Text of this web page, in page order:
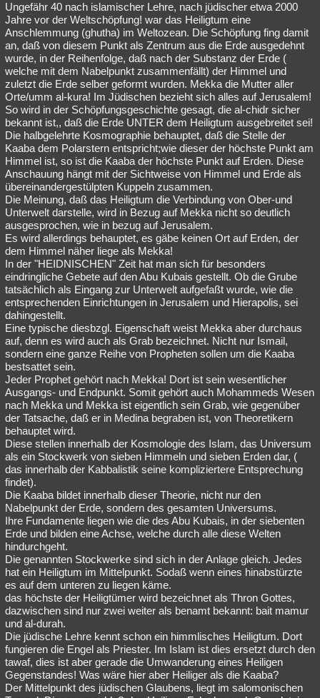
Ungefähr 40 nach islamischer Lehre, nach jüdischer etwa 2000
Jahre vor der Weltschöpfung! war das Heiligtum eine
Anschlemmung (ghutha) im Weltozean. Die Schöpfung fing damit
an, daß von diesem Punkt als Zentrum aus die Erde ausgedehnt
wurde, in der Reihenfolge, daß nach der Substanz der Erde (
welche mit dem Nabelpunkt zusammenfällt) der Himmel und
zuletzt die Erde selber geformt wurden. Mekka die Mutter aller
Orte/umm al-kura! Im Jüdischen bezieht sich alles auf Jerusalem!
So wird in der Schöpfungsgeschichte gesagt, die al-chidr sicher
bekannt ist,, daß die Erde UNTER dem Heiligtum ausgebreitet sei!
Die halbgelehrte Kosmographie behauptet, daß die Stelle der
Kaaba dem Polarstern entspricht;wie dieser der höchste Punkt am
Himmel ist, so ist die Kaaba der höchste Punkt auf Erden. Diese
Anschauung hängt mit der Sichtweise von Himmel und Erde als
übereinandergestülpten Kuppeln zusammen.
Die Meinung, daß das Heiligtum die Verbindung von Ober-und
Unterwelt darstelle, wird in Bezug auf Mekka nicht so deutlich
ausgesprochen, wie in bezug auf Jerusalem.
Es wird allerdings behauptet, es gäbe keinen Ort auf Erden, der
dem Himmel näher liege als Mekka!
In der "HEIDNISCHEN" Zeit hat man sich für besonders
eindringliche Gebete auf den Abu Kubais gestellt. Ob die Grube
tatsächlich als Eingang zur Unterwelt aufgefaßt wurde, wie die
entsprechenden Einrichtungen in Jerusalem und Hierapolis, sei
dahingestellt.
Eine typische diesbzgl. Eigenschaft weist Mekka aber durchaus
auf, denn es wird auch als Grab bezeichnet. Nicht nur Ismail,
sondern eine ganze Reihe von Propheten sollen um die Kaaba
bestsattet sein.
Jeder Prophet gehört nach Mekka! Dort ist sein wesentlicher
Ausgangs- und Endpunkt. Somit gehört auch Mohammeds Wesen
nach Mekka und Mekka ist eigentlich sein Grab, wie gegenüber
der Tatsache, daß er in Medina begraben ist, von Theoretikern
behauptet wird.
Diese stellen innerhalb der Kosmologie des Islam, das Universum
als ein Stockwerk von sieben Himmeln und sieben Erden dar, (
das innerhalb der Kabbalistik seine kompliziertere Entsprechung
findet).
Die Kaaba bildet innerhalb dieser Theorie, nicht nur den
Nabelpunkt der Erde, sondern des gesamten Universums.
Ihre Fundamente liegen wie die des Abu Kubais, in der siebenten
Erde und bilden eine Achse, welche durch alle diese Welten
hindurchgeht.
Die genannten Stockwerke sind sich in der Anlage gleich. Jedes
hat ein Heiligtum im Mittelpunkt. Sodaß wenn eines hinabstürzte
es auf dem unteren zu liegen käme.
das höchste der Heiligtümer wird bezeichnet als Thron Gottes,
dazwischen sind nur zwei weiter als benamt bekannt: bait mamur
und al-durah.
Die jüdische Lehre kennt schon ein himmlisches Heiligtum. Dort
fungieren die Engel als Priester. Im Islam ist dies ersetzt durch den
tawaf, dies ist aber gerade die Umwanderung eines Heiligen
Gegenstandes! Was wäre hier aber Heiliger als die Kaaba?
Der Mittelpunkt des jüdischen Glaubens, liegt im salomonischen